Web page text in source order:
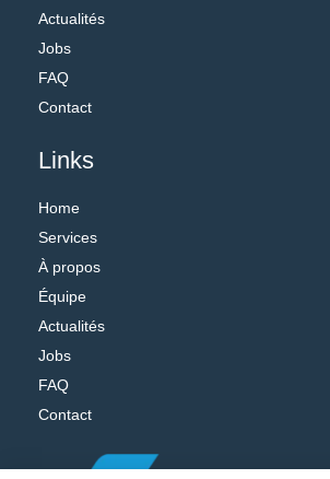
Actualités
Jobs
FAQ
Contact
Links
Home
Services
À propos
Équipe
Actualités
Jobs
FAQ
Contact